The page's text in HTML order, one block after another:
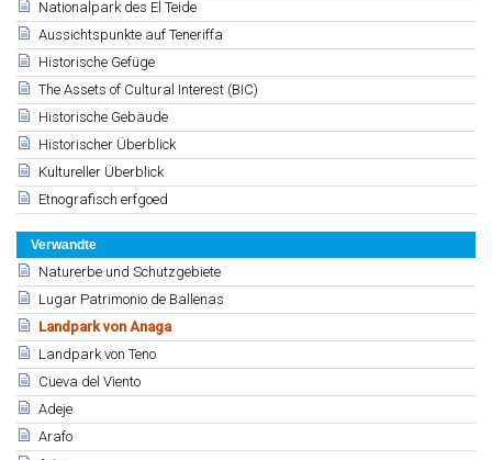
Nationalpark des El Teide
Aussichtspunkte auf Teneriffa
Historische Gefüge
The Assets of Cultural Interest (BIC)
Historische Gebäude
Historischer Überblick
Kultureller Überblick
Etnografisch erfgoed
Verwandte
Naturerbe und Schutzgebiete
Lugar Patrimonio de Ballenas
Landpark von Anaga
Landpark von Teno
Cueva del Viento
Adeje
Arafo